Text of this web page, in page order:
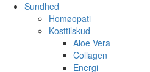
Sundhed
Homøopati
Kosttilskud
Aloe Vera
Collagen
Energi